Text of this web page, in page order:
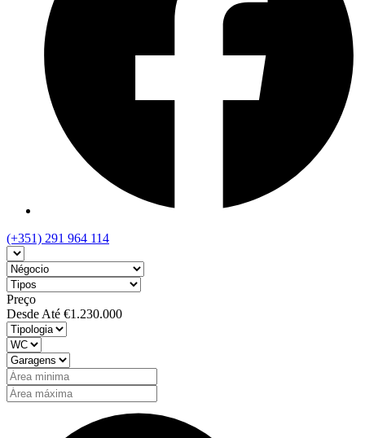
(+351) 291 964 114
Preço
Desde Até €1.230.000